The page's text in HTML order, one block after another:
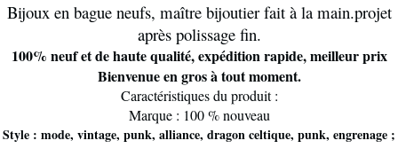
Bijoux en bague neufs, maître bijoutier fait à la main.projet
après polissage fin.
100% neuf et de haute qualité, expédition rapide, meilleur prix
Bienvenue en gros à tout moment.
Caractéristiques du produit :
Marque : 100 % nouveau
Style : mode, vintage, punk, alliance, dragon celtique, punk, engrenage ;